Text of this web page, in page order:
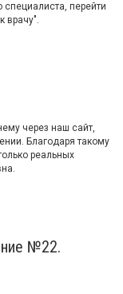
специалиста, перейти
врачу".
через наш сайт,
Благодаря такому
реальных
№22.